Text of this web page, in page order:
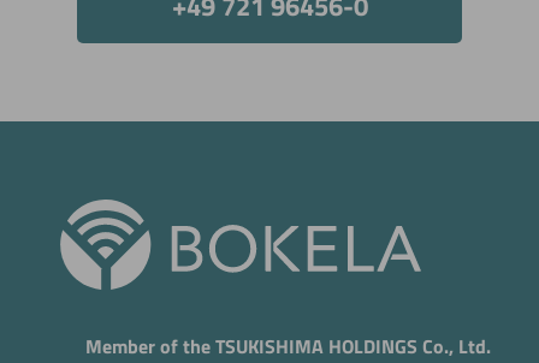
Member of the TSUKISHIMA HOLDINGS Co., Ltd.